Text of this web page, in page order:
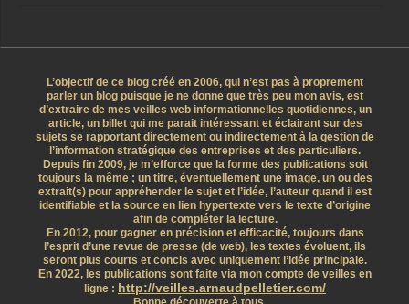
L’objectif de ce blog créé en 2006, qui n’est pas à proprement
parler un blog puisque je ne donne que très peu mon avis, est
d’extraire de mes veilles web informationnelles quotidiennes, un
article, un billet qui me parait intéressant et éclairant sur des
sujets se rapportant directement ou indirectement à la gestion de
l’information stratégique des entreprises et des particuliers.
Depuis fin 2009, je m’efforce que la forme des publications soit
toujours la même ; un titre, éventuellement une image, un ou des
extrait(s) pour appréhender le sujet et l’idée, l’auteur quand il est
identifiable et la source en lien hypertexte vers le texte d’origine
afin de compléter la lecture.
En 2012, pour gagner en précision et efficacité, toujours dans
l’esprit d’une revue de presse (de web), les textes évoluent, ils
seront plus courts et concis avec uniquement l’idée principale.
En 2022, les publications sont faite via mon compte de veilles en
ligne : http://veilles.arnaudpelletier.com/